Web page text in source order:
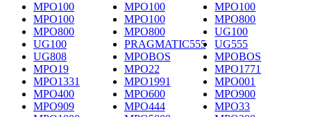
MPO100 MPO100
MPO100
MPO100
MPO100
MPO800
MPO800
MPO800
UG100
UG100
PRAGMATIC555
UG555
UG808
MPOBOS
MPOBOS
MPO19
MPO22
MPO1771
MPO1331
MPO1991
MPO001
MPO400
MPO600
MPO900
MPO909
MPO444
MPO33